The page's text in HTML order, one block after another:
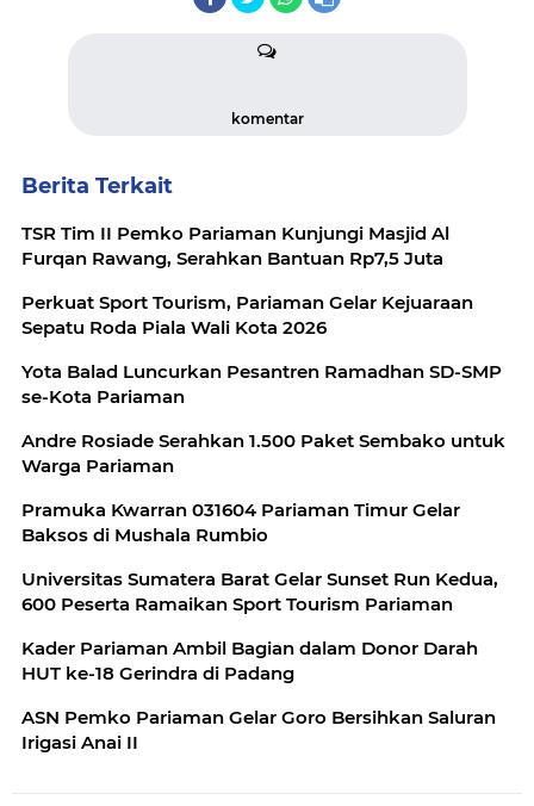
komentar
Berita Terkait
TSR Tim II Pemko Pariaman Kunjungi Masjid Al
Furqan Rawang, Serahkan Bantuan Rp7,5 Juta
Perkuat Sport Tourism, Pariaman Gelar Kejuaraan
Sepatu Roda Piala Wali Kota 2026
Yota Balad Luncurkan Pesantren Ramadhan SD-SMP
se-Kota Pariaman
Andre Rosiade Serahkan 1.500 Paket Sembako untuk
Warga Pariaman
Pramuka Kwarran 031604 Pariaman Timur Gelar
Baksos di Mushala Rumbio
Universitas Sumatera Barat Gelar Sunset Run Kedua,
600 Peserta Ramaikan Sport Tourism Pariaman
Kader Pariaman Ambil Bagian dalam Donor Darah
HUT ke-18 Gerindra di Padang
ASN Pemko Pariaman Gelar Goro Bersihkan Saluran
Irigasi Anai II